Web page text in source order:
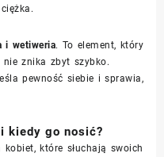
i wetiweria. To element, który
znika zbyt szybko.
pewność siebie i sprawia,
kiedy go nosić?
które słuchają swoich